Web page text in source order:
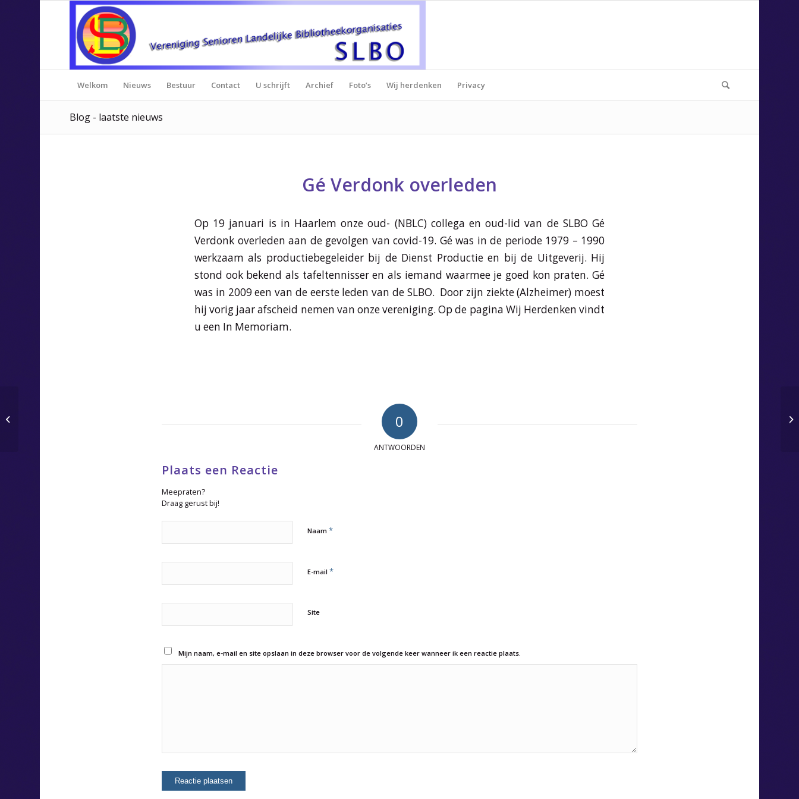
Welkom Nieuws Bestuur Contact U schrijft Archief Foto’s Wij herdenken Privacy
Blog - laatste nieuws
Gé Verdonk overleden
Op 19 januari is in Haarlem onze oud- (NBLC) collega en oud-lid van de SLBO Gé
Verdonk overleden aan de gevolgen van covid-19. Gé was in de periode 1979 – 1990
werkzaam als productiebegeleider bij de Dienst Productie en bij de Uitgeverij. Hij
stond ook bekend als tafeltennisser en als iemand waarmee je goed kon praten. Gé
was in 2009 een van de eerste leden van de SLBO. Door zijn ziekte (Alzheimer) moest
hij vorig jaar afscheid nemen van onze vereniging. Op de pagina Wij Herdenken vindt
u een In Memoriam.
0
ANTWOORDEN
Plaats een Reactie
Meepraten?
Draag gerust bij!
Naam *
E-mail *
Site
Mijn naam, e-mail en site opslaan in deze browser voor de volgende keer wanneer ik een reactie plaats.